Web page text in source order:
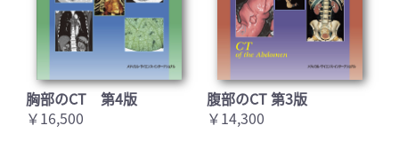
胸部のCT 第4版
￥16,500
腹部のCT 第3版
￥14,300